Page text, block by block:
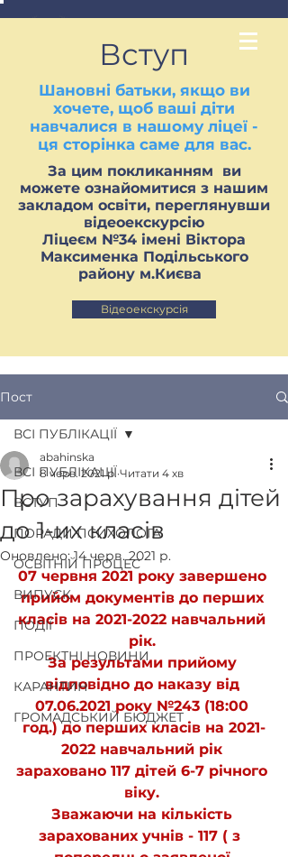
Вступ
Шановні батьки, якщо ви
хочете, щоб ваші діти
навчалися в нашому ліцеї -
ця сторінка саме для вас.
За цим покликанням ви
можете ознайомитися з нашим
закладом освіти, переглянувши
відеоекскурсію
Ліцеєм №34 імені Віктора
Максименка Подільського
району м.Києва
Відеоекскурсія
Пост
ВСІ ПУБЛІКАЦІЇ
ВСТУП
ПОРАДИ ПСИХОЛОГА
ОСВІТНІЙ ПРОЦЕС
ВИПУСК
ПОДІЇ
ПРОЕКТНІ НОВИНИ
КАРАНТИН
ГРОМАДСЬКИЙ БЮДЖЕТ
ВСІ ПУБЛІКАЦІЇ
Про зарахування дітей
до 1-их класів
abahinska
8 черв. 2021 р. Читати 4 хв
Оновлено:14 черв. 2021 р.
07 червня 2021 року завершено
прийом документів до перших
класів на 2021-2022 навчальний
рік.
За результами прийому
відповідно до наказу від
07.06.2021 року №243 (18:00
год.) до перших класів на 2021-
2022 навчальний рік
зараховано 117 дітей 6-7 річного
віку.
Зважаючи на кількість
зарахованих учнів - 117 ( з